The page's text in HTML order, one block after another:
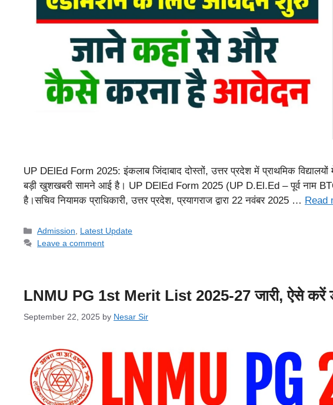
UP DElEd Form 2025: इंकलाब जिंदाबाद दोस्तों, उत्तर प्रदेश में प्राथमिक
बड़ी खुशखबरी सामने आई है। UP DElEd Form 2025 (UP D.El.Ed – पूर्व नाम
है।सचिव नियामक प्राधिकारी, उत्तर प्रदेश, प्रयागराज द्वारा 22 नवंबर 2025 … Read
Categories
Admission, Latest Update
Leave a comment
LNMU PG 1st Merit List 2025-27 जारी, ऐसे करें
September 22, 2025 by Nesar Sir